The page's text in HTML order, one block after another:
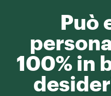
Può
100% in